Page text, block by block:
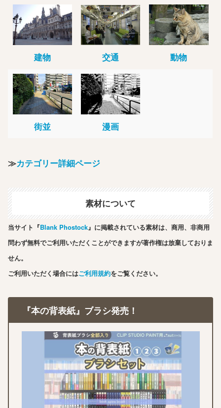
建物 交通 動物
街並 漫画
≫カテゴリー詳細ページ
素材について
当サイト『Blank Phostock』に掲載されている素材は、商用、非商用
問わず無料でご利用いただくことができますが著作権は放棄しておりま
せん。
ご利用いただく場合にはご利用規約をご覧ください。
『本の背表紙』ブラシ発売！